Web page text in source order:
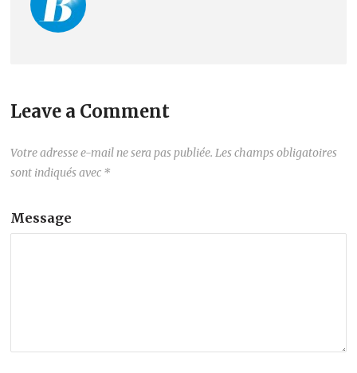
Leave a Comment
Votre adresse e-mail ne sera pas publiée. Les champs obligatoires
sont indiqués avec *
Message